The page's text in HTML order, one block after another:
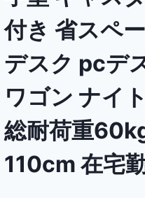
付き 省スペ
デスク pcデ
ワゴン ナイ
総耐荷重
110cm 在宅